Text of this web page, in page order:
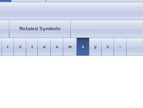
Related Symbols
r s t u v w x y z ~